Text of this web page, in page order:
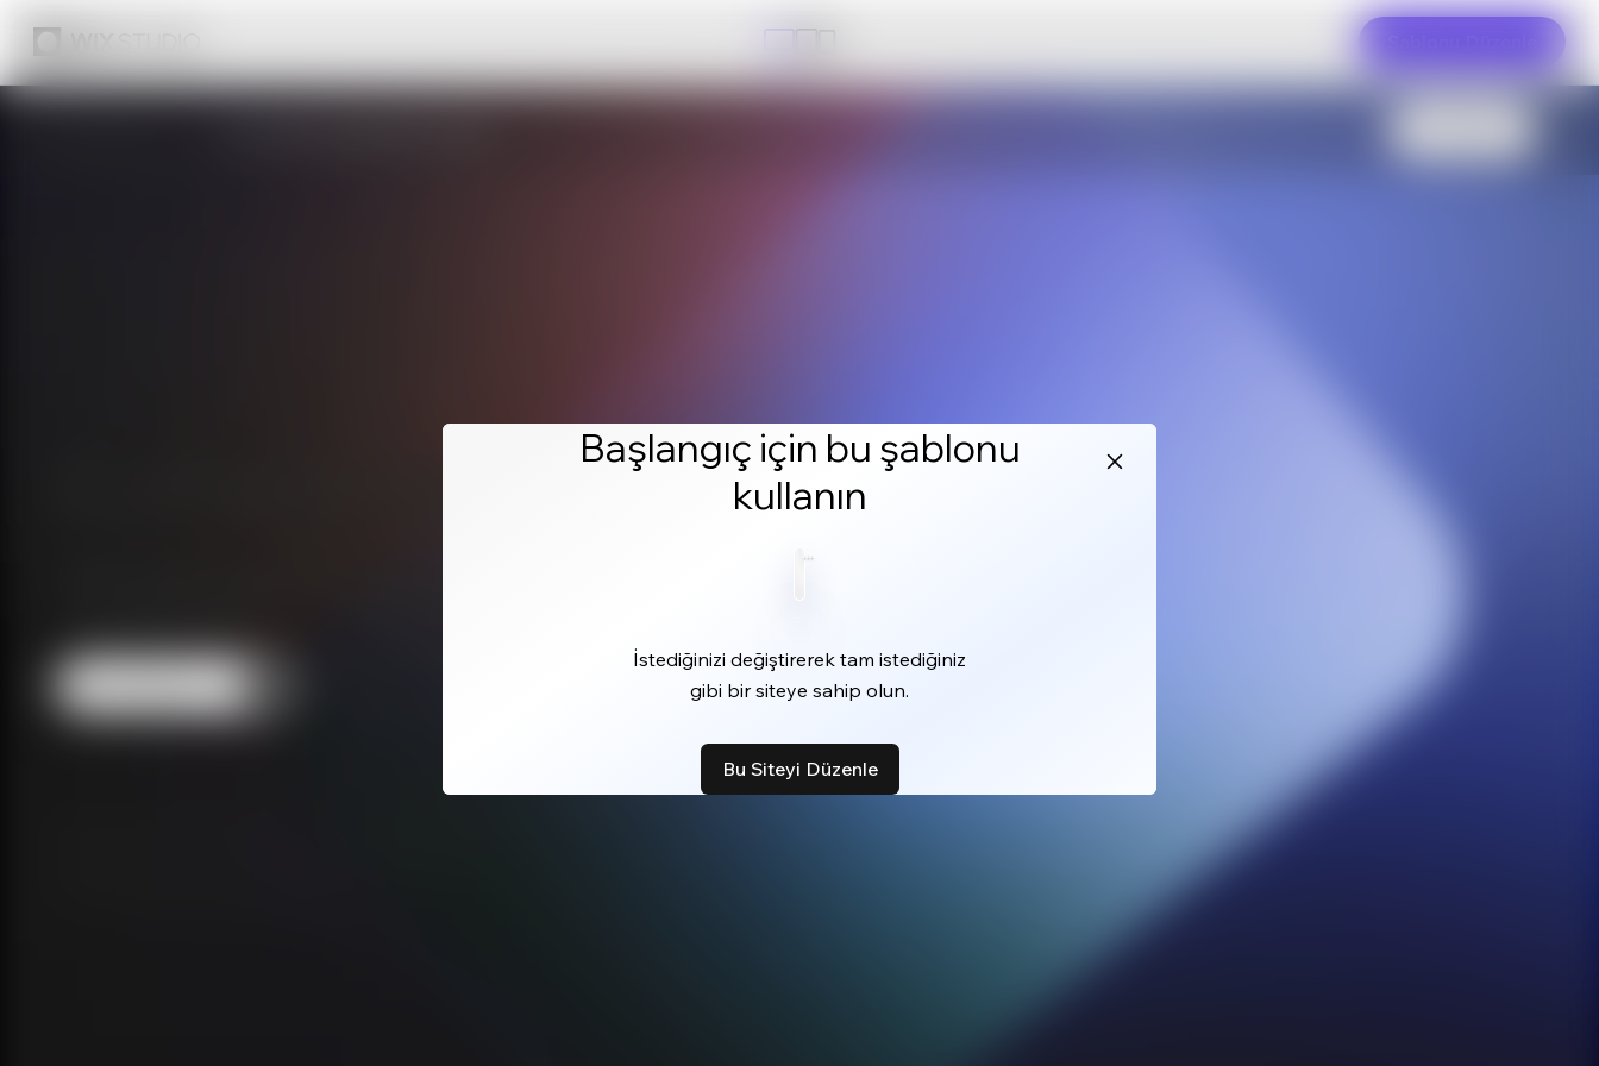
Başlangıç için bu şablonu
kullanın
İstediğinizi değiştirerek tam istediğiniz
gibi bir siteye sahip olun.
Bu Siteyi Düzenle